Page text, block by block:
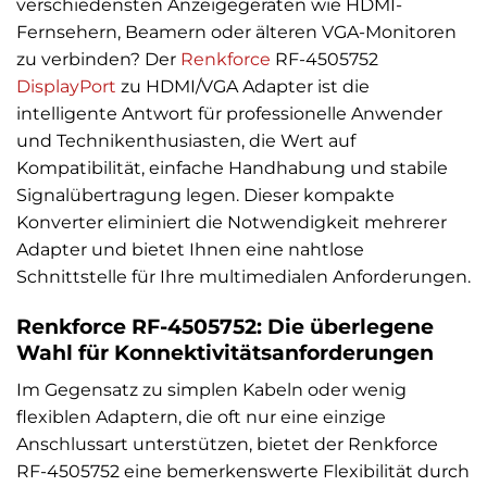
verschiedensten Anzeigegeräten wie HDMI-
Fernsehern, Beamern oder älteren VGA-Monitoren
zu verbinden? Der Renkforce RF-4505752
DisplayPort zu HDMI/VGA Adapter ist die
intelligente Antwort für professionelle Anwender
und Technikenthusiasten, die Wert auf
Kompatibilität, einfache Handhabung und stabile
Signalübertragung legen. Dieser kompakte
Konverter eliminiert die Notwendigkeit mehrerer
Adapter und bietet Ihnen eine nahtlose
Schnittstelle für Ihre multimedialen Anforderungen.
Renkforce RF-4505752: Die überlegene
Wahl für Konnektivitätsanforderungen
Im Gegensatz zu simplen Kabeln oder wenig
flexiblen Adaptern, die oft nur eine einzige
Anschlussart unterstützen, bietet der Renkforce
RF-4505752 eine bemerkenswerte Flexibilität durch